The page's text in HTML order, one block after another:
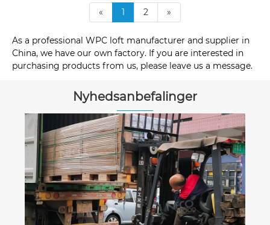
« 1 2 »
As a professional WPC loft manufacturer and supplier in
China, we have our own factory. If you are interested in
purchasing products from us, please leave us a message.
Nyhedsanbefalinger